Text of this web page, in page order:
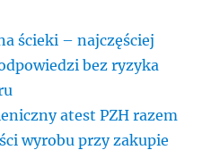
ścieki – najczęściej
bez ryzyka
atest PZH razem
wyrobu przy zakupie